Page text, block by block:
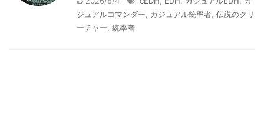
ジュアルコマンダー
カジュアル統率者 伝説のクリ
ーチャー 統率者